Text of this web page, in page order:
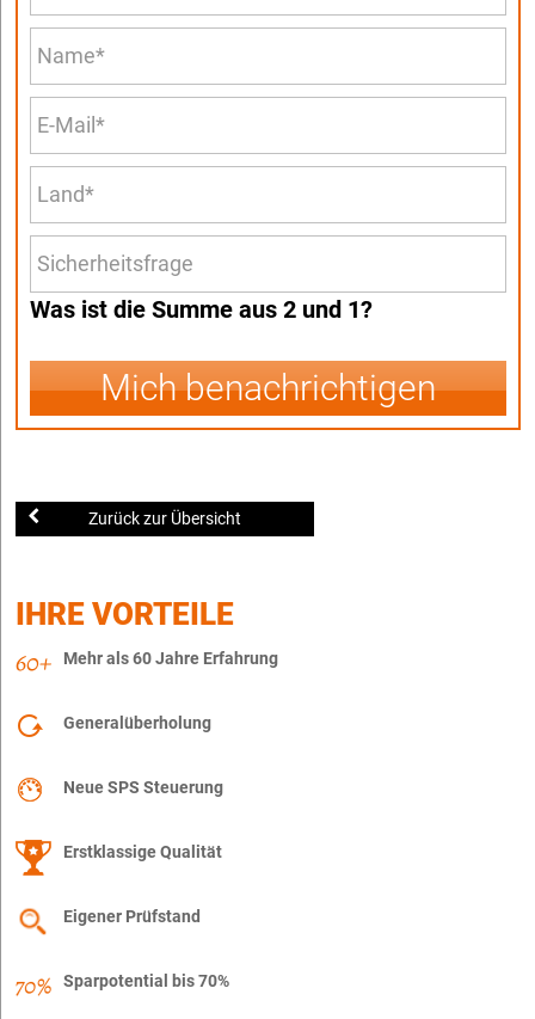
Was ist die Summe aus 2 und 1?
Mich benachrichtigen
Zurück zur Übersicht
IHRE VORTEILE
Mehr als 60 Jahre Erfahrung
Generalüberholung
Neue SPS Steuerung
Erstklassige Qualität
Eigener Prüfstand
Sparpotential bis 70%